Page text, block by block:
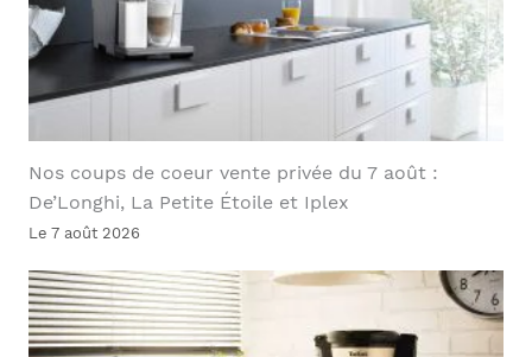
Nos coups de coeur vente privée du 7 août :
De’Longhi, La Petite Étoile et Iplex
Le 7 août 2026